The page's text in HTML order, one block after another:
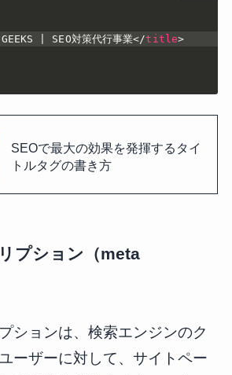
| SEO対策代行事業</title>
SEOで最大の効果を発揮するタイ
トルタグの書き方
プション（meta
ションは、検索エンジンのク
ーザーに対して、サイトペー